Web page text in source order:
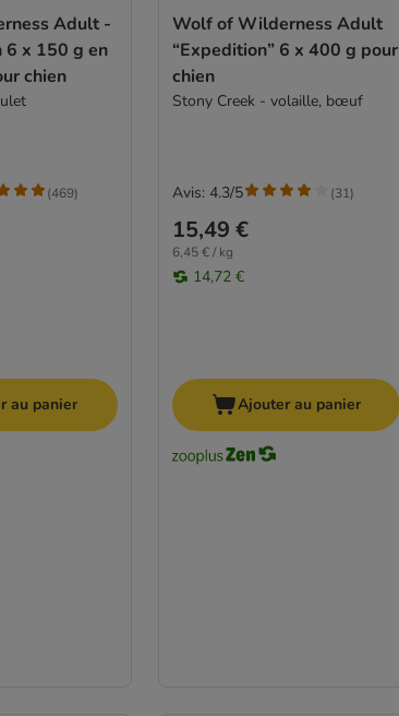
Adult -
6 x 150 g en
chien
(469)
au panier
Wolf of Wilderness Adult
“Expedition” 6 x 400 g pour
chien
Stony Creek - volaille, bœuf
15,49 €
6,45 € / kg
14,72 €
Avis: 4.3/5 (31)
Ajouter au panier